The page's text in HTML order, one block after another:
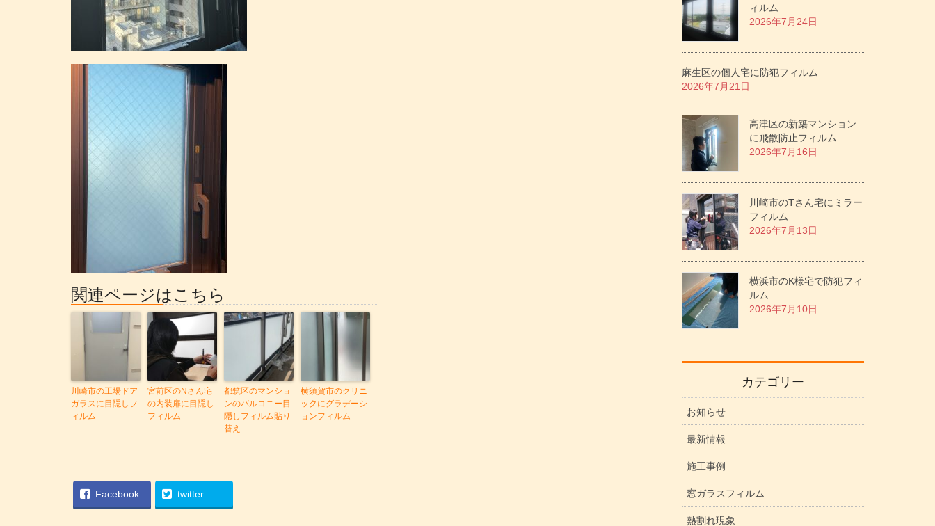
関連ページはこちら
川崎市の工場ドア
ガラスに目隠しフ
ィルム
宮前区のNさん宅
の内装扉に目隠し
フィルム
都筑区のマンショ
ンのバルコニー目
隠しフィルム貼り
替え
横須賀市のクリニ
ックにグラデーシ
ョンフィルム
Facebook twitter
ィルム
2026年7月24日
麻生区の個人宅に防犯フィルム
2026年7月21日
高津区の新築マンション
に飛散防止フィルム
2026年7月16日
川崎市のTさん宅にミラー
フィルム
2026年7月13日
横浜市のK様宅で防犯フィ
ルム
2026年7月10日
カテゴリー
お知らせ
最新情報
施工事例
窓ガラスフィルム
熱割れ現象